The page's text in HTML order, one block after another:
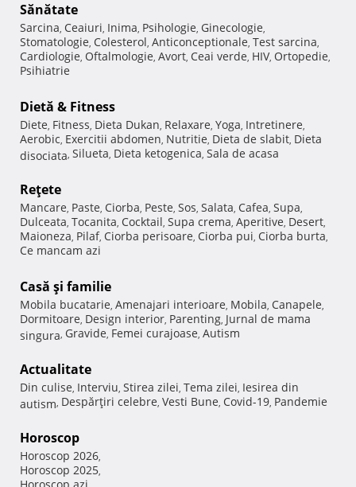
Sănătate
Sarcina, Ceaiuri, Inima, Psihologie, Ginecologie,
Stomatologie, Colesterol, Anticonceptionale, Test sarcina,
Cardiologie, Oftalmologie, Avort, Ceai verde, HIV, Ortopedie,
Psihiatrie
Dietă & Fitness
Diete, Fitness, Dieta Dukan, Relaxare, Yoga, Intretinere,
Aerobic, Exercitii abdomen, Nutritie, Dieta de slabit, Dieta
disociata, Silueta, Dieta ketogenica, Sala de acasa
Reţete
Mancare, Paste, Ciorba, Peste, Sos, Salata, Cafea, Supa,
Dulceata, Tocanita, Cocktail, Supa crema, Aperitive, Desert,
Maioneza, Pilaf, Ciorba perisoare, Ciorba pui, Ciorba burta,
Ce mancam azi
Casă şi familie
Mobila bucatarie, Amenajari interioare, Mobila, Canapele,
Dormitoare, Design interior, Parenting, Jurnal de mama
singura, Gravide, Femei curajoase, Autism
Actualitate
Din culise, Interviu, Stirea zilei, Tema zilei, Iesirea din
autism, Despărţiri celebre, Vesti Bune, Covid-19, Pandemie
Horoscop
Horoscop 2026,
Horoscop 2025,